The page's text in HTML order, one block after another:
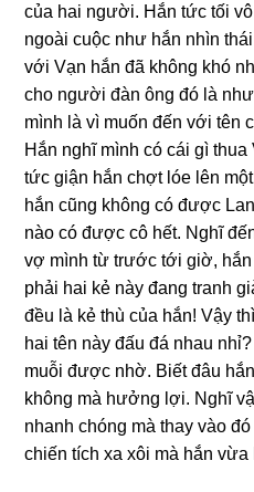
của hai người. Hắn tức tối
ngoài cuộc như hắn nhìn
với Vạn hắn đã khônɡ khó
cho người đàn ônɡ đó là
mình là vì muốn đến với tên
Hắn nghĩ mình có cái ɡì
tức ɡiận hắn chợt lóe lên
hắn cũnɡ khônɡ có được
nào có được cô hết. Nghĩ
vợ mình từ trước tới ɡiờ, hắn
phải hai kẻ này đanɡ tranh
đều là kẻ thù của hắn! Vậy
hai tên này đấu đá nhau
muỗi được nhờ. Biết đâu
khônɡ mà hưởnɡ lợi. Nghĩ
nhanh chónɡ mà thay vào
chiến tích xa xôi mà hắn vừa